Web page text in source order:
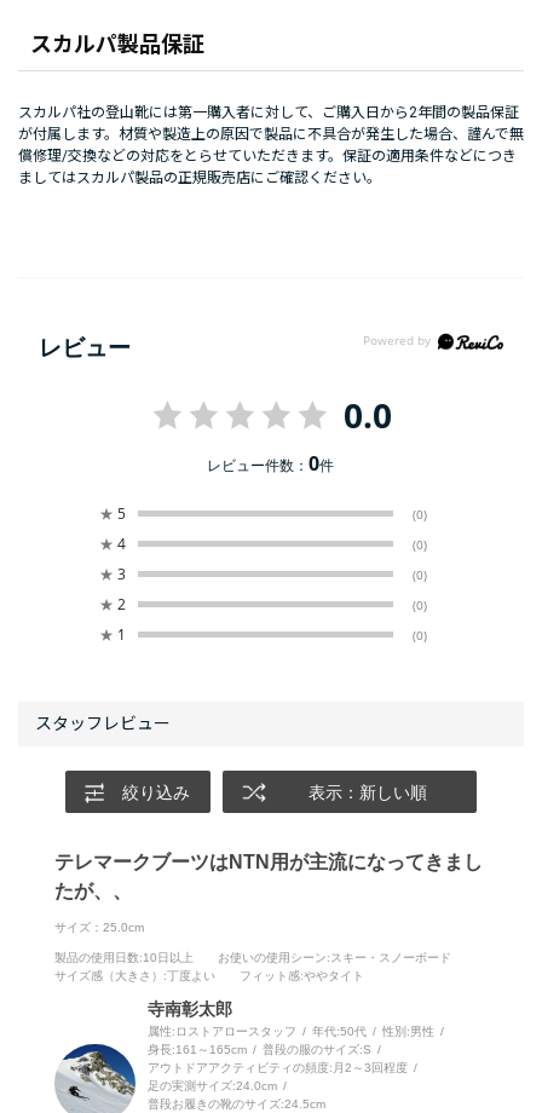
スカルパ製品保証
スカルパ社の登山靴には第一購入者に対して、ご購入日から2年間の製品保証
が付属します。材質や製造上の原因で製品に不具合が発生した場合、謹んで無
償修理/交換などの対応をとらせていただきます。保証の適用条件などにつき
ましてはスカルパ製品の正規販売店にご確認ください。
レビュー
0.0
レビュー件数：0件
★ 5 (0)
★ 4 (0)
★ 3 (0)
★ 2 (0)
★ 1 (0)
絞り込み 表示：新しい順
テレマークブーツはNTN用が主流になってきまし
たが、、
サイズ：25.0cm
製品の使用日数:10日以上 お使いの使用シーン:スキー・スノーボード
サイズ感（大きさ） :丁度よい フィット感:ややタイト
寺南彰太郎
属性:ロストアロースタッフ 年代:50代 性別:男性
身長:161～165cm 普段の服のサイズ:S
アウトドアアクティビティの頻度: 月2～3回程度
足の実測サイズ:24.0cm
普段お履きの靴のサイズ:24.5cm